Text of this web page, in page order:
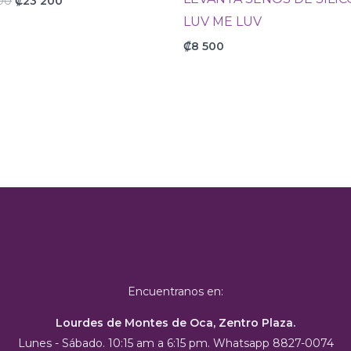
LUV ME LUV
₡8 500
Encuentranos en:
Lourdes de Montes de Oca, Zentro Plaza.
Lunes - Sábado. 10:15 am a 6:15 pm. Whatsapp 8827-0074